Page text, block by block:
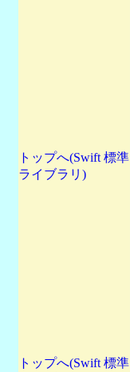
トップへ(Swift 標準
ライブラリ)
トップへ(Swift 標準